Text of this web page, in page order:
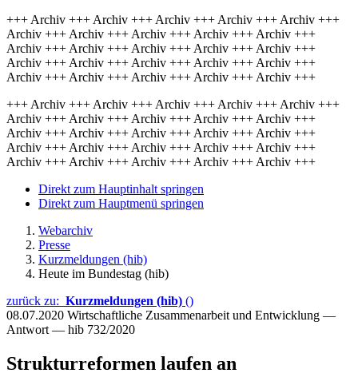
+++ Archiv +++ Archiv +++ Archiv +++ Archiv +++ Archiv +++
Archiv +++ Archiv +++ Archiv +++ Archiv +++ Archiv +++
Archiv +++ Archiv +++ Archiv +++ Archiv +++ Archiv +++
Archiv +++ Archiv +++ Archiv +++ Archiv +++ Archiv +++
Archiv +++ Archiv +++ Archiv +++ Archiv +++ Archiv +++
+++ Archiv +++ Archiv +++ Archiv +++ Archiv +++ Archiv +++
Archiv +++ Archiv +++ Archiv +++ Archiv +++ Archiv +++
Archiv +++ Archiv +++ Archiv +++ Archiv +++ Archiv +++
Archiv +++ Archiv +++ Archiv +++ Archiv +++ Archiv +++
Archiv +++ Archiv +++ Archiv +++ Archiv +++ Archiv +++
Direkt zum Hauptinhalt springen
Direkt zum Hauptmenü springen
Webarchiv
Presse
Kurzmeldungen (hib)
Heute im Bundestag (hib)
zurück zu: Kurzmeldungen (hib) ()
08.07.2020 Wirtschaftliche Zusammenarbeit und Entwicklung —
Antwort — hib 732/2020
Strukturreformen laufen an